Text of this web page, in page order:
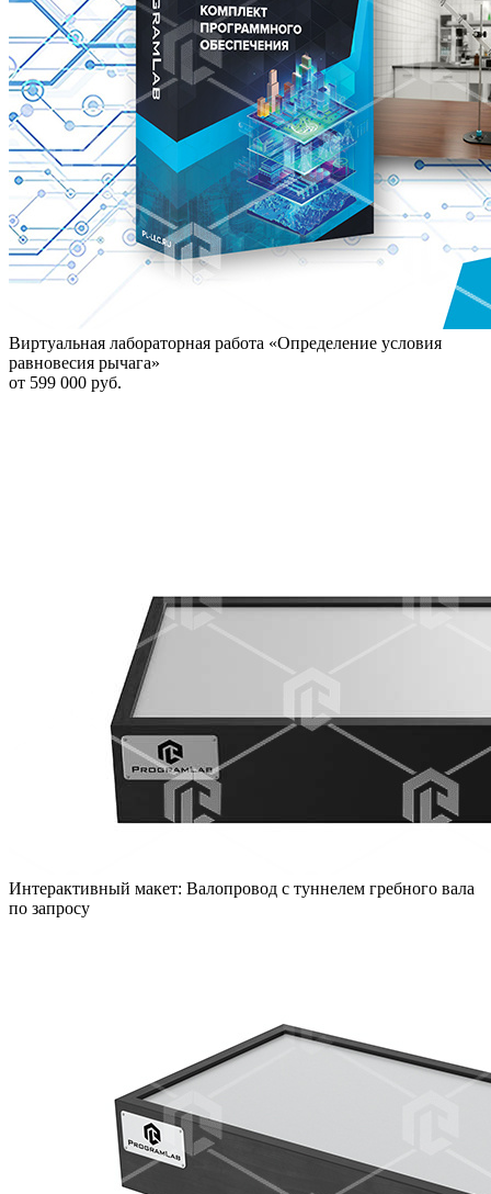
Виртуальная лабораторная работа «Определение условия
равновесия рычага»
от 599 000 руб.
Интерактивный макет: Валопровод с туннелем гребного вала
по запросу